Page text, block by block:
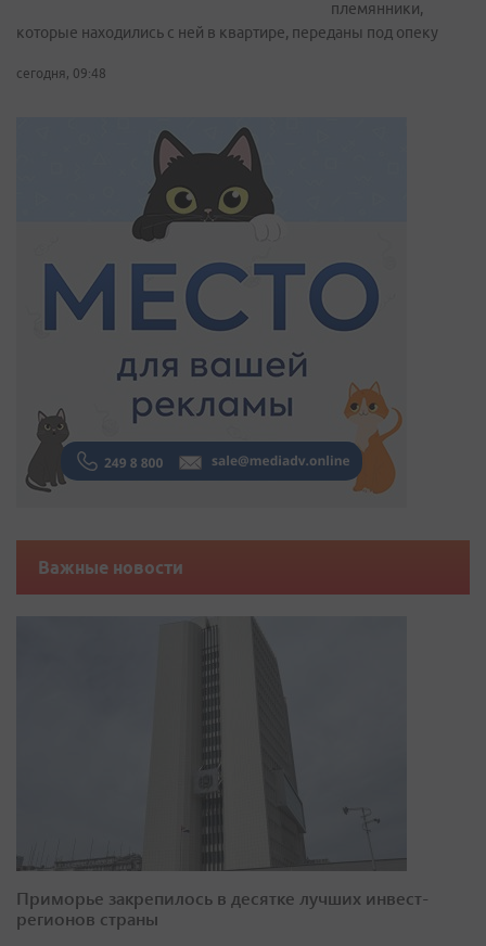
племянники,
которые находились с ней в квартире, переданы под опеку
сегодня, 09:48
Важные новости
Приморье закрепилось в десятке лучших инвест-
регионов страны